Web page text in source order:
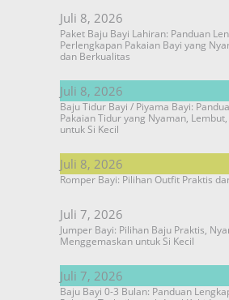
Juli 8, 2026
Paket Baju Bayi Lahiran: Panduan
Perlengkapan Pakaian Bayi yang
dan Berkualitas
Juli 8, 2026
Baju Tidur Bayi / Piyama Bayi:
Pakaian Tidur yang Nyaman,
untuk Si Kecil
Juli 8, 2026
Romper Bayi: Pilihan Outfit Praktis
Juli 7, 2026
Jumper Bayi: Pilihan Baju Praktis,
Menggemaskan untuk Si Kecil
Juli 7, 2026
Baju Bayi 0-3 Bulan: Panduan